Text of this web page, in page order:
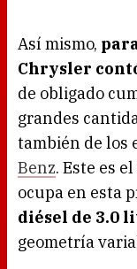
Así mismo,
Chrysler
de obligado
grandes
también de los
Benz. Este es
ocupa en esta
diésel de 3.0
geometría